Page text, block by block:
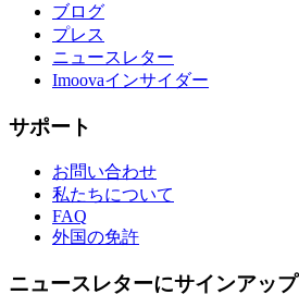
ブログ
プレス
ニュースレター
Imoovaインサイダー
サポート
お問い合わせ
私たちについて
FAQ
外国の免許
ニュースレターにサインアップ